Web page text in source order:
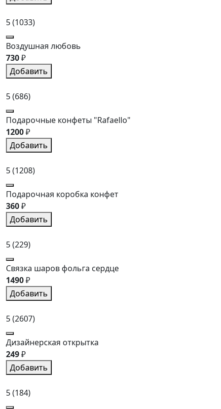
5(1033)
Воздушная любовь
730₽
Добавить
5(686)
Подарочные конфеты "Rafaello"
1200₽
Добавить
5(1208)
Подарочная коробка конфет
360₽
Добавить
5(229)
Связка шаров фольга сердце
1490₽
Добавить
5(2607)
Дизайнерская открытка
249₽
Добавить
5(184)